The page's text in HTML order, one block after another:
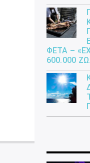
ΦΈΤΑ –
600.000